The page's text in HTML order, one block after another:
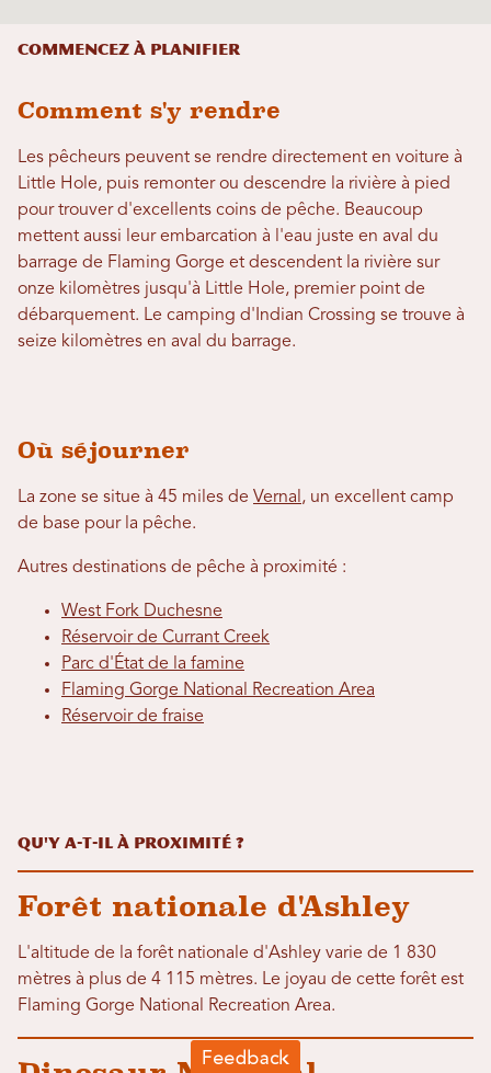
Commencez à planifier
Comment s'y rendre
Les pêcheurs peuvent se rendre directement en voiture à
Little Hole, puis remonter ou descendre la rivière à pied
pour trouver d'excellents coins de pêche. Beaucoup
mettent aussi leur embarcation à l'eau juste en aval du
barrage de Flaming Gorge et descendent la rivière sur
onze kilomètres jusqu'à Little Hole, premier point de
débarquement. Le camping d'Indian Crossing se trouve à
seize kilomètres en aval du barrage.
Où séjourner
La zone se situe à 45 miles de Vernal , un excellent camp
de base pour la pêche.
Autres destinations de pêche à proximité :
West Fork Duchesne
Réservoir de Currant Creek
Parc d'État de la famine
Flaming Gorge National Recreation Area
Réservoir de fraise
Qu'y a-t-il à proximité ?
Forêt nationale d'Ashley
L'altitude de la forêt nationale d'Ashley varie de 1 830
mètres à plus de 4 115 mètres. Le joyau de cette forêt est
Flaming Gorge National Recreation Area.